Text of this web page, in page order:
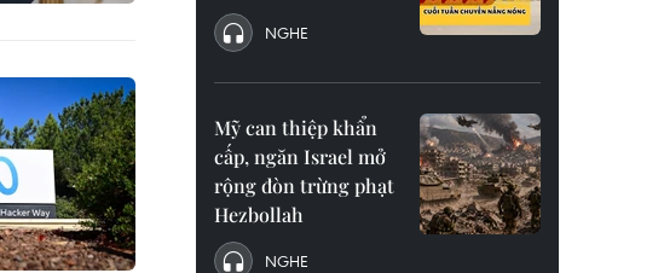
NGHE
Mỹ can thiệp khẩn
cấp, ngăn Israel mở
rộng đòn trừng phạt
Hezbollah
NGHE